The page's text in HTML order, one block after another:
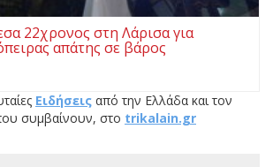
22χρονος στη Λάρισα για
απάτης σε βάρος
Ειδήσεις από την Ελλάδα και τον
συμβαίνουν, στο trikalain.gr